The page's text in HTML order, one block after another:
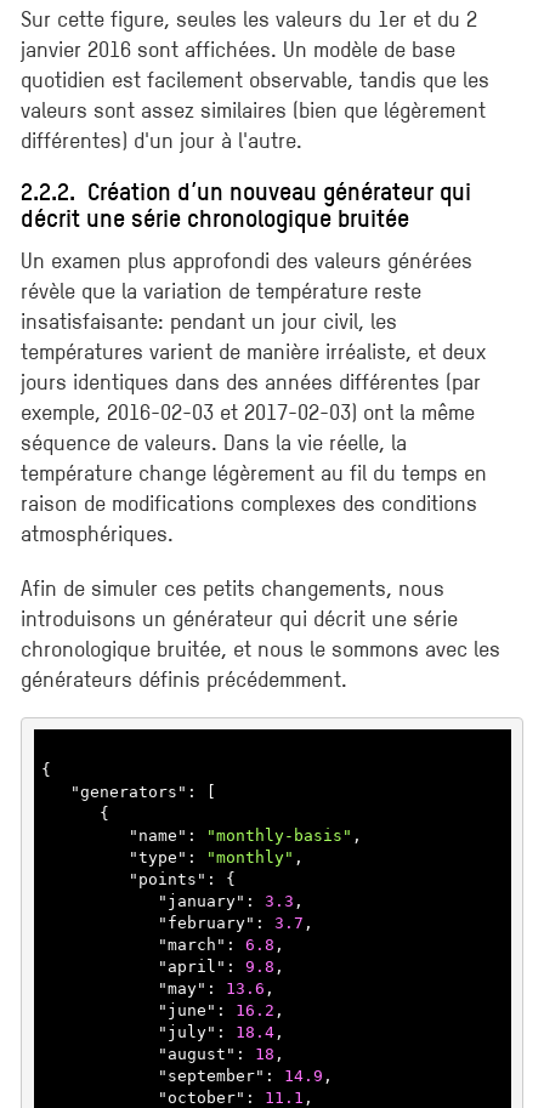
Sur cette figure, seules les valeurs du 1er et du 2
janvier 2016 sont affichées. Un modèle de base
quotidien est facilement observable, tandis que les
valeurs sont assez similaires (bien que légèrement
différentes) d'un jour à l'autre.
2.2.2. Création d’un nouveau générateur qui
décrit une série chronologique bruitée
Un examen plus approfondi des valeurs générées
révèle que la variation de température reste
insatisfaisante: pendant un jour civil, les
températures varient de manière irréaliste, et deux
jours identiques dans des années différentes (par
exemple, 2016-02-03 et 2017-02-03) ont la même
séquence de valeurs. Dans la vie réelle, la
température change légèrement au fil du temps en
raison de modifications complexes des conditions
atmosphériques.
Afin de simuler ces petits changements, nous
introduisons un générateur qui décrit une série
chronologique bruitée, et nous le sommons avec les
générateurs définis précédemment.
{
   "
generators ":
[
         "
name ": "monthly-basis" ,
         "
type ": "monthly" ,
         "
points ": {
            "
january": 3.3 ,
            "
february": 3.7 ,
            "
march ": 6.8 ,
            "
april ": 9.8 ,
            "
may": 13.6 ,
            "
june ": 16.2 ,
            "
july": 18.4 ,
            "
august ": 18 ,
            "
september": 14.9 ,
            "
october": 11.1 ,